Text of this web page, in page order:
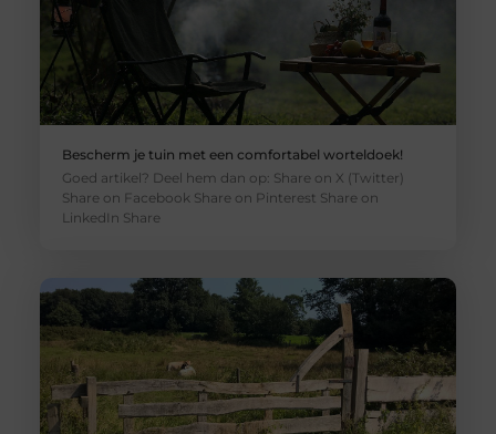
Bescherm je tuin met een comfortabel worteldoek!
Goed artikel? Deel hem dan op: Share on X (Twitter)
Share on Facebook Share on Pinterest Share on
LinkedIn Share